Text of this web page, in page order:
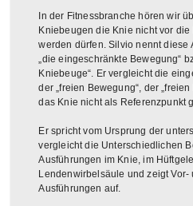
In der Fitnessbranche hören wir
Kniebeugen die Knie nicht vor
werden dürfen. Silvio nennt diese
„die eingeschränkte Bewegung“
Kniebeuge“. Er vergleicht die
der „freien Bewegung“, der
das Knie nicht als Referenzpunkt
Er spricht vom Ursprung der
vergleicht die Unterschiedlichen
Ausführungen im Knie, im
Lendenwirbelsäule und zeigt Vor-
Ausführungen auf.